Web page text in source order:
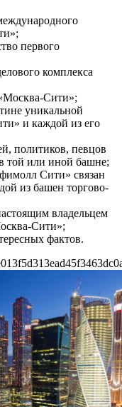
первого
комплекса
Сити»;
уникальной
и каждой из его
политиков, певцов
той или иной башне;
Сити» связан
из башен торгово-
владельцем
Сити»;
фактов.